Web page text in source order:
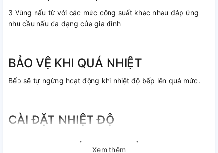
3 Vùng nấu từ với các mức công suất khác nhau đáp ứng
nhu cầu nấu đa dạng của gia đình
BẢO VỆ KHI QUÁ NHIỆT
Bếp sẽ tự ngừng hoạt động khi nhiệt độ bếp lên quá mức.
CÀI ĐẶT NHIỆT ĐỘ
xác phụ thuộc nhiều yếu tố như dụng cụ nấu ăn, lượng thực
Xem thêm